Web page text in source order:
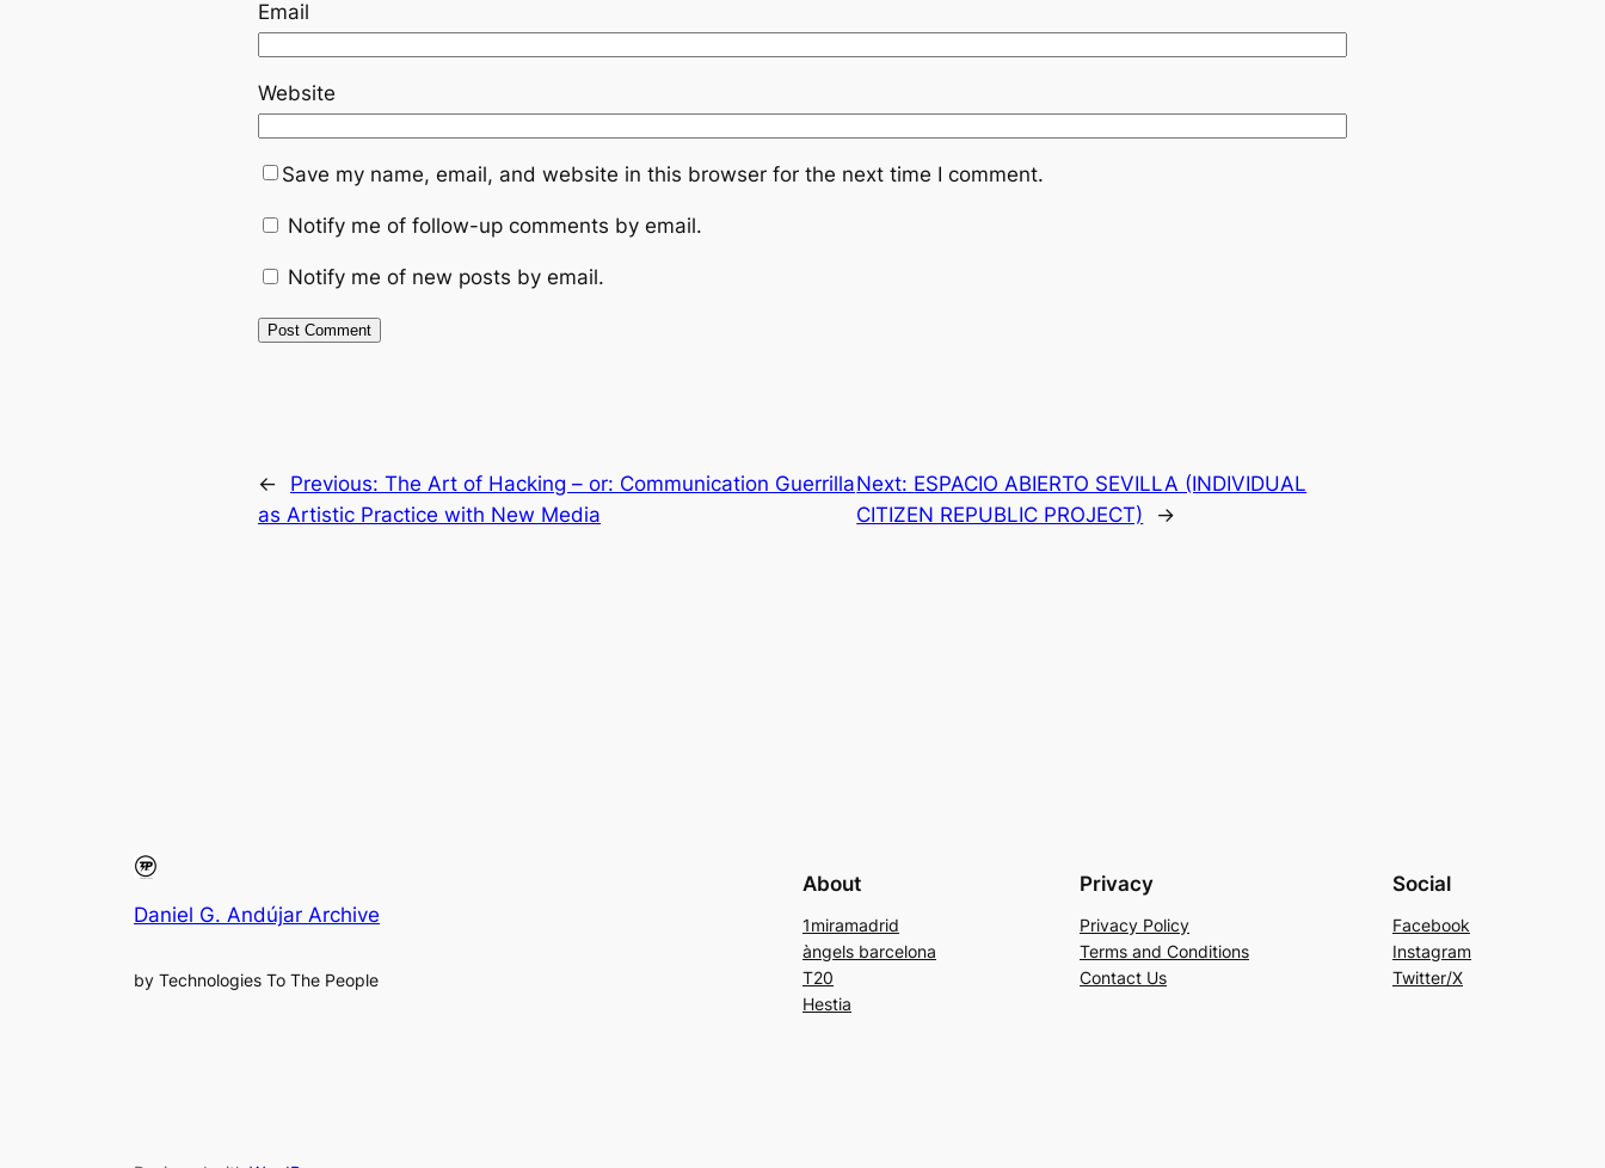
Email
Website
Save my name, email, and website in this browser for the next time I comment.
Notify me of follow-up comments by email.
Notify me of new posts by email.
← Previous: The Art of Hacking – or: Communication Guerrilla
as Artistic Practice with New Media
Next: ESPACIO ABIERTO SEVILLA (INDIVIDUAL
CITIZEN REPUBLIC PROJECT)
→
Daniel G. Andújar Archive
by Technologies To The People
About
1miramadrid
àngels barcelona
T20
Hestia
Privacy
Privacy Policy
Terms and Conditions
Contact Us
Social
Facebook
Instagram
Twitter/X